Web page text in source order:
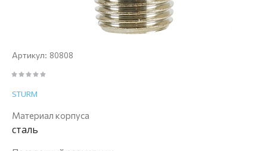
Артикул: 80808
STURM
Материал корпуса
сталь